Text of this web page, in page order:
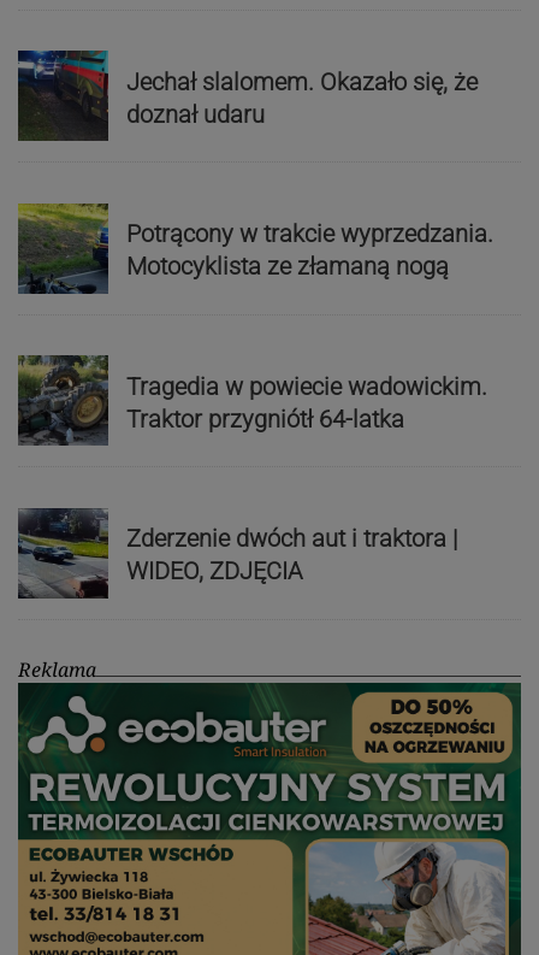
Jechał slalomem. Okazało się, że
doznał udaru
Potrącony w trakcie wyprzedzania.
Motocyklista ze złamaną nogą
Tragedia w powiecie wadowickim.
Traktor przygniótł 64-latka
Zderzenie dwóch aut i traktora |
WIDEO, ZDJĘCIA
Reklama